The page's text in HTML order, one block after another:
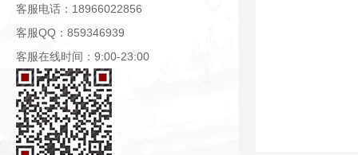
客服电话：18966022856
客服QQ：859346939
客服在线时间：9:00-23:00